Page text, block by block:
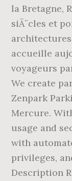
la Bretagne,
siÃ¨cles et
architectures
accueille
voyageurs
We create
Zenpark
Mercure.
usage and
with
privileges,
Description